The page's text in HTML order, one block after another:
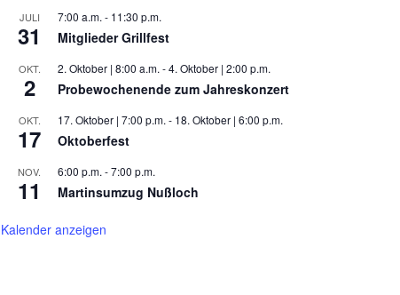
JULI
31
7:00 a.m. - 11:30 p.m.
Mitglieder Grillfest
OKT.
2
2. Oktober | 8:00 a.m. -4. Oktober | 2:00 p.m.
Probewochenende zum Jahreskonzert
OKT.
17
17. Oktober | 7:00 p.m. - 18. Oktober | 6:00 p.m.
Oktoberfest
NOV.
11
6:00 p.m. -7:00 p.m.
Martinsumzug Nußloch
Kalender anzeigen